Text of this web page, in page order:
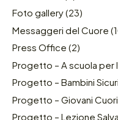
Foto gallery(23)
Messaggeri del Cuore
Press Office (2)
Progetto – A scuola per
Progetto – Bambini
Progetto – Giovani Cuori
Progetto – Lezione